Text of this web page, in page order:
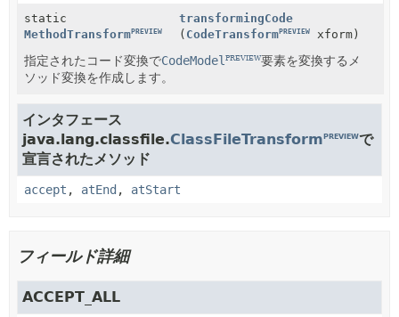
static
MethodTransformPREVIEW
transformingCode
( CodeTransformPREVIEW xform)
指定されたコード変換でCodeModelPREVIEW要素を変換するメ
ソッド変換を作成します。
インタフェース
java.lang.classfile.ClassFileTransform PREVIEWで
宣言されたメソッド
accept , atEnd , atStart
フィールド詳細
ACCEPT_ALL